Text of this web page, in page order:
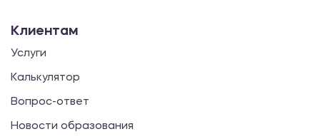
Клиентам
Услуги
Калькулятор
Вопрос-ответ
Новости образования